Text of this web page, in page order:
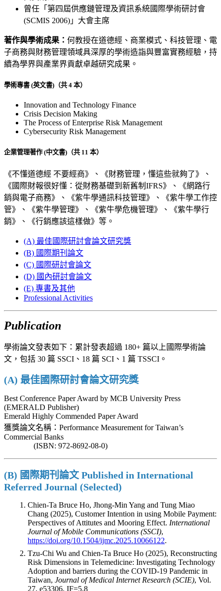
曾任「第四屆供應鏈管理及資訊系統國際學術研討會
(SCMIS 2006)」大會主席
著作與學術成果： 何教授在道德經、商業模式、科技管理、電
子商務與財務管理領域具深厚的學術造詣與豐富實務經驗，持
續為學界與產業界貢獻卓越研究成果。
學術專書 (英文書)（共 4 本）
Innovation and Technology Finance
Crisis Decision Making
The Process of Enterprise Risk Management
Cybersecurity Risk Management
企業管理著作 (中文書)（共 11 本）
《不懂道德經 不要經商》、《財務管理，懂這些就夠了》、
《國際財報很好懂：從財務基礎到新舊制IFRS》、《網路行
銷與電子商務》、《紫牛學通訊科技管理》、《紫牛學工作控
管》、《紫牛學管理》、《紫牛學危機管理》、《紫牛學行
銷》、《行銷應該這樣做》等。
(A) 最佳國際研討會論文研究獎
(B) 國際期刊論文
(C) 國際研討會論文
(D) 國內研討會論文
(E) 專書及其他
Professional Activities
Publication
學術論文發表如下：累計發表超過 180+ 篇以上國際學術論
文，包括 30 篇 SSCI、18 篇 SCI、1 篇 TSSCI。
(A) 最佳國際研討會論文研究獎
Best Conference Paper Award by MCB University Press
(EMERALD Publisher)
Emerald Highly Commended Paper Award
獲獎論文名稱：Performance Measurement for Taiwan’s
Commercial Banks
(ISBN: 972-8692-08-0)
(B) 國際期刊論文 Published in International
Referred Journal (Selected)
Chien-Ta Bruce Ho, Jhong-Min Yang and Tung Miao
Chang (2025), Customer Intention in using Mobile Payment:
Perspectives of Attitutes and Mooring Effect. International
Journal of Mobile Communications (SSCI),
https://doi.org/10.1504/ijmc.2025.10066122.
Tzu-Chi Wu and Chien-Ta Bruce Ho (2025), Reconstructing
Risk Dimensions in Telemedicine: Investigating Technology
Adoption and barriers during the COVID-19 Pandemic in
Taiwan, Journal of Medical Internet Research (SCIE), Vol.
27, e53306. IF=5.8